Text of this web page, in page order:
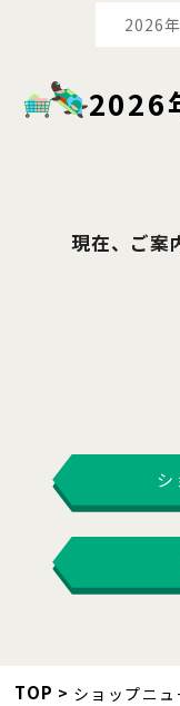
2026
2026
現在、ご案
シ
TOP ショップニュ